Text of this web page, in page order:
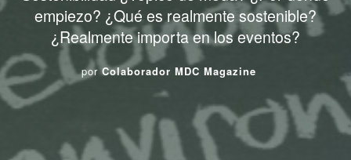
empiezo? ¿Qué es realmente sostenible?
¿Realmente importa en los eventos?
por Colaborador MDC Magazine